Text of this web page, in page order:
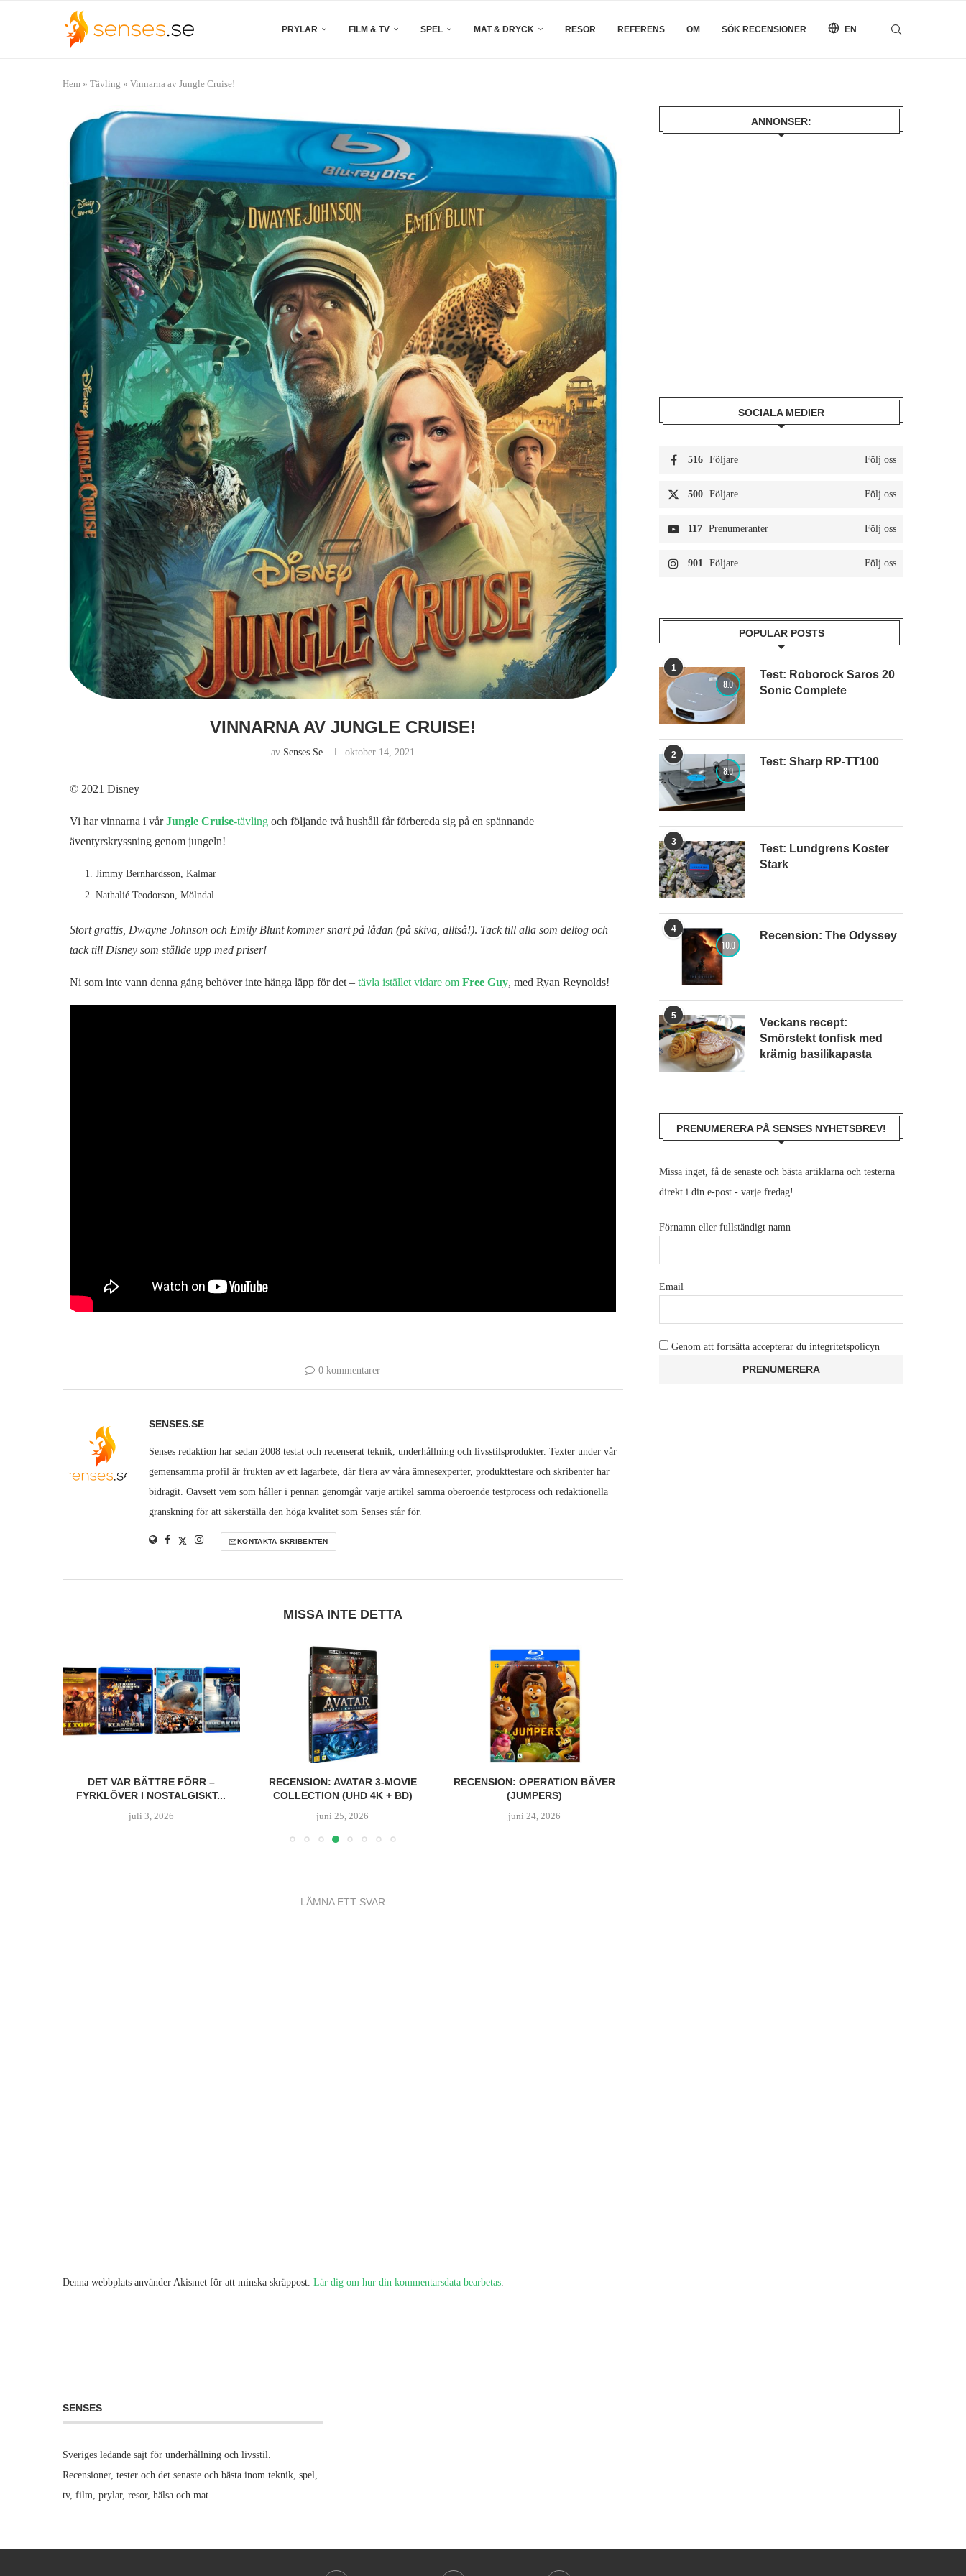
PRYLAR FILM & TV SPEL MAT & DRYCK RESOR REFERENS OM SÖK RECENSIONER EN
Hem » Tävling » Vinnarna av Jungle Cruise!
VINNARNA AV JUNGLE CRUISE!
av Senses.se oktober 14, 2021
© 2021 Disney
Vi har vinnarna i vårJungle Cruise-tävlingoch följande två hushåll får förbereda sig på en spännande
äventyrskryssning genom jungeln!
Jimmy Bernhardsson, Kalmar
Nathalié Teodorson, Mölndal
Stort grattis, Dwayne Johnson och Emily Blunt kommer snart på lådan (på skiva, alltså!). Tack till alla som deltog och
tack till Disney som ställde upp med priser!
Ni som inte vann denna gång behöver inte hänga läpp för det – tävla istället vidare om Free Guy, med Ryan Reynolds!
0 kommentarer
SENSES.SE
Senses redaktion har sedan 2008 testat och recenserat teknik, underhållning och livsstilsprodukter. Texter under vår
gemensamma profil är frukten av ett lagarbete, där flera av våra ämnesexperter, produkttestare och skribenter har
bidragit. Oavsett vem som håller i pennan genomgår varje artikel samma oberoende testprocess och redaktionella
granskning för att säkerställa den höga kvalitet som Senses står för.
KONTAKTA SKRIBENTEN
MISSA INTE DETTA
DET VAR BÄTTRE FÖRR –
FYRKLÖVER I NOSTALGISKT...
juli 3, 2026
RECENSION: AVATAR 3-MOVIE
COLLECTION (UHD 4K + BD)
juni 25, 2026
RECENSION: OPERATION BÄVER
(JUMPERS)
juni 24, 2026
LÄMNA ETT SVAR
Denna webbplats använder Akismet för att minska skräppost. Lär dig om hur din kommentarsdata bearbetas
ANNONSER:
SOCIALA MEDIER
516 Följare Följ oss
500 Följare Följ oss
117 Prenumeranter Följ oss
901 Följare Följ oss
POPULAR POSTS
1
8.0
Test: Roborock Saros 20
Sonic Complete
2
8.0
Test: Sharp RP-TT100
3
Test: Lundgrens Koster
Stark
4
10.0
Recension: The Odyssey
5
Veckans recept:
Smörstekt tonfisk med
krämig basilikapasta
PRENUMERERA PÅ SENSES NYHETSBREV!
Missa inget, få de senaste och bästa artiklarna och testerna
direkt i din e-post - varje fredag!
Förnamn eller fullständigt namn
Email
Genom att fortsätta accepterar du integritetspolicyn
SENSES
Sveriges ledande sajt för underhållning och livsstil.
Recensioner, tester och det senaste och bästa inom teknik, spel,
tv, film, prylar, resor, hälsa och mat.